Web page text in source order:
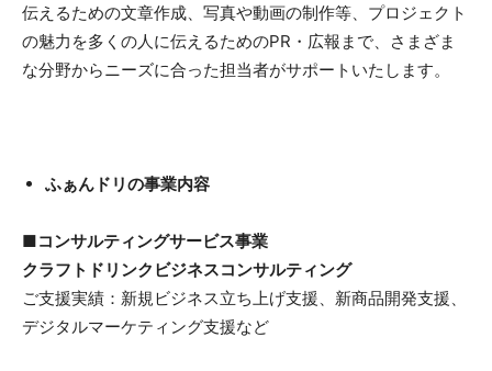
伝えるための文章作成、写真や動画の制作等、プロジェクト
の魅力を多くの人に伝えるためのPR・広報まで、さまざま
な分野からニーズに合った担当者がサポートいたします。
ふぁんドリの事業内容
■コンサルティングサービス事業
クラフトドリンクビジネスコンサルティング
ご支援実績：新規ビジネス立ち上げ支援、新商品開発支援、
デジタルマーケティング支援など